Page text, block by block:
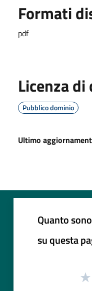
Formati
pdf
Licenza
Pubblico dominio
Ultimo
Quanto
su questa